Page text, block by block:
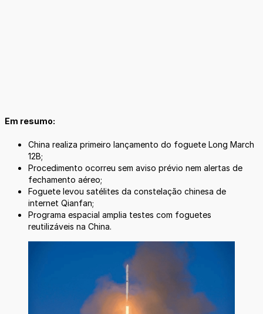
Em resumo:
China realiza primeiro lançamento do foguete Long March
12B;
Procedimento ocorreu sem aviso prévio nem alertas de
fechamento aéreo;
Foguete levou satélites da constelação chinesa de
internet Qianfan;
Programa espacial amplia testes com foguetes
reutilizáveis na China.